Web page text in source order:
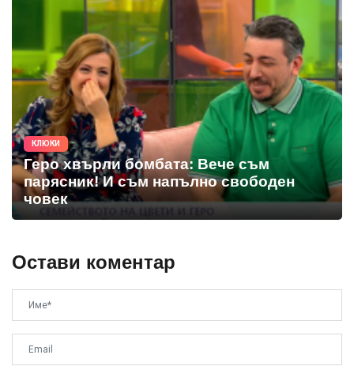
КЛЮКИ
Геро хвърли бомбата: Вече съм
парясник! И съм напълно свободен
човек
Остави коментар